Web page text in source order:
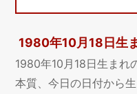
1980年10月18日生
1980年10月18日生まれ
本質、今日の日付から